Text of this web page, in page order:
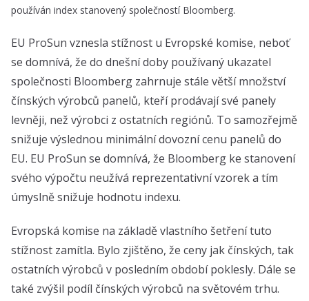
používán index stanovený společností Bloomberg.
EU ProSun vznesla stížnost u Evropské komise, neboť
se domnívá, že do dnešní doby používaný ukazatel
společnosti Bloomberg zahrnuje stále větší množství
čínských výrobců panelů, kteří prodávají své panely
levněji, než výrobci z ostatních regiónů. To samozřejmě
snižuje výslednou minimální dovozní cenu panelů do
EU. EU ProSun se domnívá, že Bloomberg ke stanovení
svého výpočtu neužívá reprezentativní vzorek a tím
úmyslně snižuje hodnotu indexu.
Evropská komise na základě vlastního šetření tuto
stížnost zamítla. Bylo zjištěno, že ceny jak čínských, tak
ostatních výrobců v posledním období poklesly. Dále se
také zvýšil podíl čínských výrobců na světovém trhu.